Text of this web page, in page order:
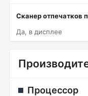
Сканер отпечатков
Да, в дисплее
Процессор